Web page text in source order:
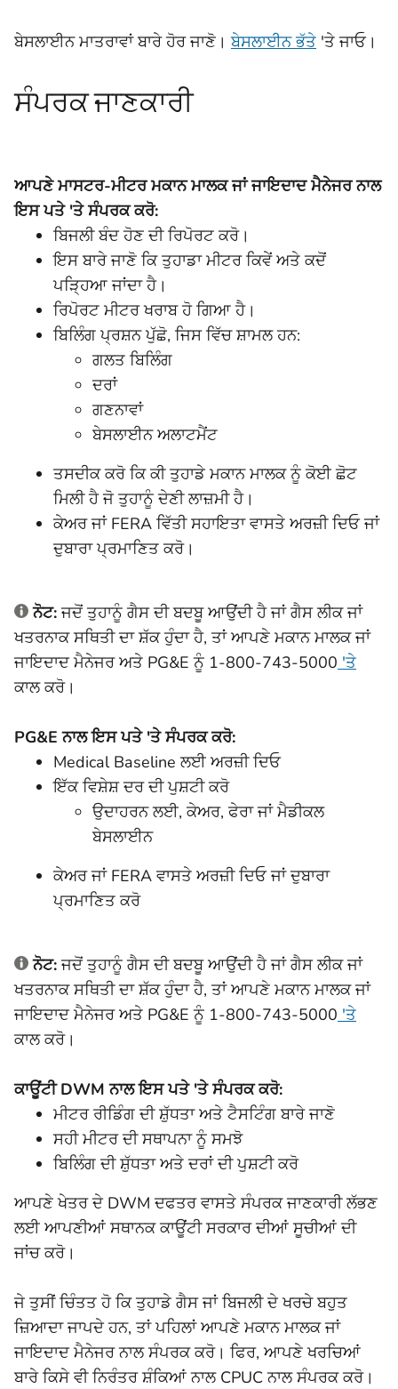
ਬੇਸਲਾਈਨ ਮਾਤਰਾਵਾਂ ਬਾਰੇ ਹੋਰ ਜਾਣੋ।ਬੇਸਲਾਈਨ ਭੱਤੇ 'ਤੇ ਜਾਓ।
ਸੰਪਰਕ ਜਾਣਕਾਰੀ
ਆਪਣੇ ਮਾਸਟਰ-ਮੀਟਰ ਮਕਾਨ ਮਾਲਕ ਜਾਂ ਜਾਇਦਾਦ ਮੈਨੇਜਰ ਨਾਲ
ਇਸ ਪਤੇ 'ਤੇ ਸੰਪਰਕ ਕਰੋ:
ਬਿਜਲੀ ਬੰਦ ਹੋਣ ਦੀ ਰਿਪੋਰਟ ਕਰੋ।
ਇਸ ਬਾਰੇ ਜਾਣੋ ਕਿ ਤੁਹਾਡਾ ਮੀਟਰ ਕਿਵੇਂ ਅਤੇ ਕਦੋਂ
ਪੜ੍ਹਿਆ ਜਾਂਦਾ ਹੈ।
ਰਿਪੋਰਟ ਮੀਟਰ ਖਰਾਬ ਹੋ ਗਿਆ ਹੈ।
ਬਿਲਿੰਗ ਪ੍ਰਸ਼ਨ ਪੁੱਛੋ, ਜਿਸ ਵਿੱਚ ਸ਼ਾਮਲ ਹਨ:
ਗਲਤ ਬਿਲਿੰਗ
ਦਰਾਂ
ਗਣਨਾਵਾਂ
ਬੇਸਲਾਈਨ ਅਲਾਟਮੈਂਟ
ਤਸਦੀਕ ਕਰੋ ਕਿ ਕੀ ਤੁਹਾਡੇ ਮਕਾਨ ਮਾਲਕ ਨੂੰ ਕੋਈ ਛੋਟ
ਮਿਲੀ ਹੈ ਜੋ ਤੁਹਾਨੂੰ ਦੇਣੀ ਲਾਜ਼ਮੀ ਹੈ।
ਕੇਅਰ ਜਾਂ FERA ਵਿੱਤੀ ਸਹਾਇਤਾ ਵਾਸਤੇ ਅਰਜ਼ੀ ਦਿਓ ਜਾਂ
ਦੁਬਾਰਾ ਪ੍ਰਮਾਣਿਤ ਕਰੋ।
ਨੋਟ:ਜਦੋਂ ਤੁਹਾਨੂੰ ਗੈਸ ਦੀ ਬਦਬੂ ਆਉਂਦੀ ਹੈ ਜਾਂ ਗੈਸ ਲੀਕ ਜਾਂ
ਖਤਰਨਾਕ ਸਥਿਤੀ ਦਾ ਸ਼ੱਕ ਹੁੰਦਾ ਹੈ, ਤਾਂ ਆਪਣੇ ਮਕਾਨ ਮਾਲਕ ਜਾਂ
ਜਾਇਦਾਦ ਮੈਨੇਜਰ ਅਤੇ PG&E ਨੂੰ 1-800-743-5000 'ਤੇ
ਕਾਲ ਕਰੋ।
PG&E ਨਾਲ ਇਸ ਪਤੇ 'ਤੇ ਸੰਪਰਕ ਕਰੋ:
Medical Baseline ਲਈ ਅਰਜ਼ੀ ਦਿਓ
ਇੱਕ ਵਿਸ਼ੇਸ਼ ਦਰ ਦੀ ਪੁਸ਼ਟੀ ਕਰੋ
ਉਦਾਹਰਨ ਲਈ, ਕੇਅਰ, ਫੇਰਾ ਜਾਂ ਮੈਡੀਕਲ
ਬੇਸਲਾਈਨ
ਕੇਅਰ ਜਾਂ FERA ਵਾਸਤੇ ਅਰਜ਼ੀ ਦਿਓ ਜਾਂ ਦੁਬਾਰਾ
ਪ੍ਰਮਾਣਿਤ ਕਰੋ
ਨੋਟ:ਜਦੋਂ ਤੁਹਾਨੂੰ ਗੈਸ ਦੀ ਬਦਬੂ ਆਉਂਦੀ ਹੈ ਜਾਂ ਗੈਸ ਲੀਕ ਜਾਂ
ਖਤਰਨਾਕ ਸਥਿਤੀ ਦਾ ਸ਼ੱਕ ਹੁੰਦਾ ਹੈ, ਤਾਂ ਆਪਣੇ ਮਕਾਨ ਮਾਲਕ ਜਾਂ
ਜਾਇਦਾਦ ਮੈਨੇਜਰ ਅਤੇ PG&E ਨੂੰ 1-800-743-5000 'ਤੇ
ਕਾਲ ਕਰੋ।
ਕਾਊਂਟੀ DWM ਨਾਲ ਇਸ ਪਤੇ 'ਤੇ ਸੰਪਰਕ ਕਰੋ:
ਮੀਟਰ ਰੀਡਿੰਗ ਦੀ ਸ਼ੁੱਧਤਾ ਅਤੇ ਟੈਸਟਿੰਗ ਬਾਰੇ ਜਾਣੋ
ਸਹੀ ਮੀਟਰ ਦੀ ਸਥਾਪਨਾ ਨੂੰ ਸਮਝੋ
ਬਿਲਿੰਗ ਦੀ ਸ਼ੁੱਧਤਾ ਅਤੇ ਦਰਾਂ ਦੀ ਪੁਸ਼ਟੀ ਕਰੋ
ਆਪਣੇ ਖੇਤਰ ਦੇ DWM ਦਫਤਰ ਵਾਸਤੇ ਸੰਪਰਕ ਜਾਣਕਾਰੀ ਲੱਭਣ
ਲਈ ਆਪਣੀਆਂ ਸਥਾਨਕ ਕਾਊਂਟੀ ਸਰਕਾਰ ਦੀਆਂ ਸੂਚੀਆਂ ਦੀ
ਜਾਂਚ ਕਰੋ।
ਜੇ ਤੁਸੀਂ ਚਿੰਤਤ ਹੋ ਕਿ ਤੁਹਾਡੇ ਗੈਸ ਜਾਂ ਬਿਜਲੀ ਦੇ ਖਰਚੇ ਬਹੁਤ
ਜ਼ਿਆਦਾ ਜਾਪਦੇ ਹਨ, ਤਾਂ ਪਹਿਲਾਂ ਆਪਣੇ ਮਕਾਨ ਮਾਲਕ ਜਾਂ
ਜਾਇਦਾਦ ਮੈਨੇਜਰ ਨਾਲ ਸੰਪਰਕ ਕਰੋ। ਫਿਰ, ਆਪਣੇ ਖਰਚਿਆਂ
ਬਾਰੇ ਕਿਸੇ ਵੀ ਨਿਰੰਤਰ ਸ਼ੰਕਿਆਂ ਨਾਲ CPUC ਨਾਲ ਸੰਪਰਕ ਕਰੋ।